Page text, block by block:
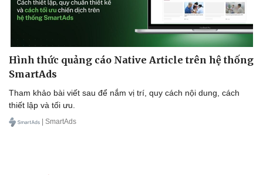
Hình thức quảng cáo Native Article trên hệ thống
SmartAds
Tham khảo bài viết sau để nắm vị trí, quy cách nội dung, cách
thiết lập và tối ưu.
| SmartAds